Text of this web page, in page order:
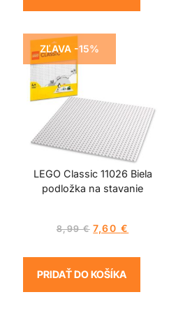
ZĽAVA -15%
LEGO Classic 11026 Biela
podložka na stavanie
8,99€ 7,60 €
PRIDAŤ DO KOŠÍKA